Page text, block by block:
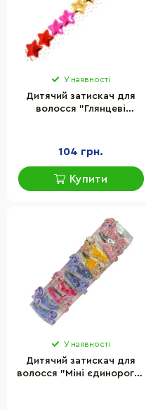
У наявності
Дитячий затискач для
волосся "Глянцеві
104 грн.
Купити
У наявності
Дитячий затискач для
волосся "Міні єдинороги"